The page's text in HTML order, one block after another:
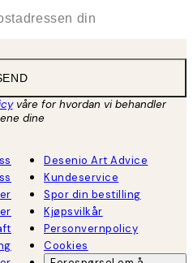
våre for hvordan vi behandler
dine
Desenio Art Advice
Kundeservice
Spor din bestilling
Kjøpsvilkår
Personvernpolicy
Cookies